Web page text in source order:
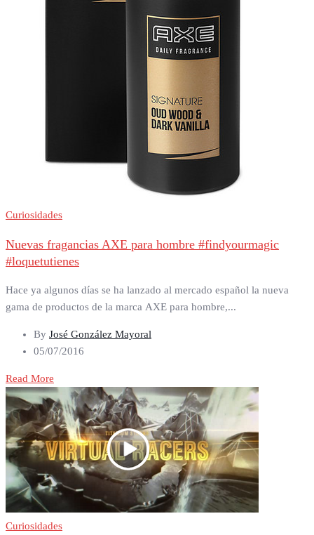
Curiosidades
Nuevas fragancias AXE para hombre #findyourmagic
#loquetutienes
Hace ya algunos días se ha lanzado al mercado español la nueva
gama de productos de la marca AXE para hombre,...
By José González Mayoral
05/07/2016
Read More
Curiosidades